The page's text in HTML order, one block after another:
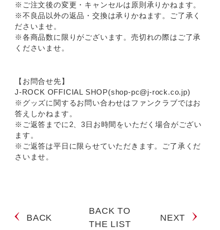
※ご注文後の変更・キャンセルは原則承りかねます。
※不良品以外の返品・交換は承りかねます。ご了承く
ださいませ。
※各商品数に限りがございます。売切れの際はご了承
くださいませ。
【お問合せ先】
J-ROCK OFFICIAL SHOP(shop-pc@j-rock.co.jp)
※グッズに関するお問い合わせはファンクラブではお
答えしかねます。
※ご返答までに2、3日お時間をいただく場合がござい
ます。
※ご返答は平日に限らせていただきます。ご了承くだ
さいませ。
BACK
BACK TO
THE LIST
NEXT